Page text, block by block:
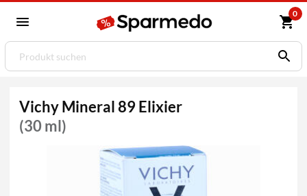
0
Vichy Mineral 89 Elixier
(30 ml)